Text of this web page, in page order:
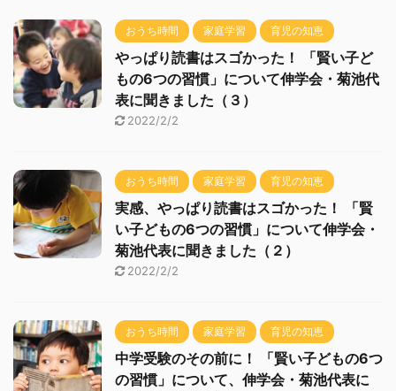
おうち時間 家庭学習 育児の知恵
やっぱり読書はスゴかった！ 「賢い子ど
もの6つの習慣」について伸学会・菊池代
表に聞きました（３）
2022/2/2
おうち時間 家庭学習 育児の知恵
実感、やっぱり読書はスゴかった！ 「賢
い子どもの6つの習慣」について伸学会・
菊池代表に聞きました（２）
2022/2/2
おうち時間 家庭学習 育児の知恵
中学受験のその前に！ 「賢い子どもの6つ
の習慣」について、伸学会・菊池代表に